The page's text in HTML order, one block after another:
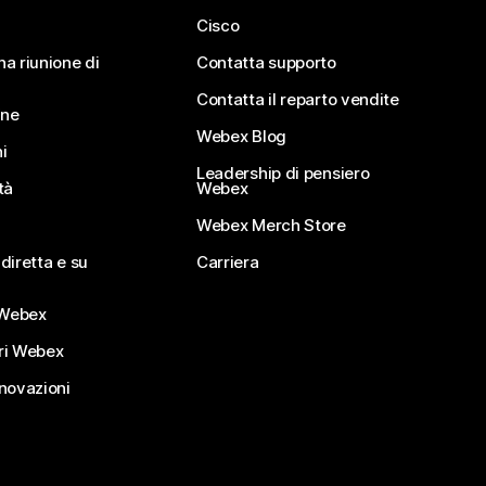
riunione di
e su
Webex
Cisco
Contatta supporto
Contatta il reparto vendite
Webex Blog
Leadership di pensiero
Webex
Webex Merch Store
Carriera